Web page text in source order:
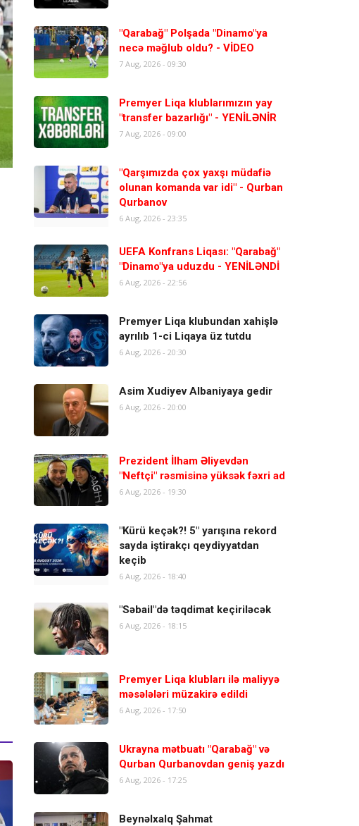
"Qarabağ" Polşada "Dinamo"ya
necə məğlub oldu? - VİDEO
7 Aug, 2026 - 09:30
Premyer Liqa klublarımızın yay
"transfer bazarlığı" - YENİLƏNİR
7 Aug, 2026 - 09:00
"Qarşımızda çox yaxşı müdafiə
olunan komanda var idi" - Qurban
Qurbanov
6 Aug, 2026 - 23:35
UEFA Konfrans Liqası: "Qarabağ"
"Dinamo"ya uduzdu - YENİLƏNDİ
6 Aug, 2026 - 22:56
Premyer Liqa klubundan xahişlə
ayrılıb 1-ci Liqaya üz tutdu
6 Aug, 2026 - 20:30
Asim Xudiyev Albaniyaya gedir
6 Aug, 2026 - 20:00
Prezident İlham Əliyevdən
"Neftçi" rəsmisinə yüksək fəxri ad
6 Aug, 2026 - 19:30
"Kürü keçək?! 5" yarışına rekord
sayda iştirakçı qeydiyyatdan
keçib
6 Aug, 2026 - 18:40
"Səbail"də təqdimat keçiriləcək
6 Aug, 2026 - 18:15
Premyer Liqa klubları ilə maliyyə
məsələləri müzakirə edildi
6 Aug, 2026 - 17:50
Ukrayna mətbuatı "Qarabağ" və
Qurban Qurbanovdan geniş yazdı
6 Aug, 2026 - 17:25
Beynəlxalq Şahmat